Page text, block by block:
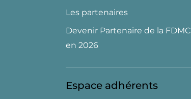
Les partenaires
Devenir Partenaire de la FDMC
en 2026
Espace adhérents